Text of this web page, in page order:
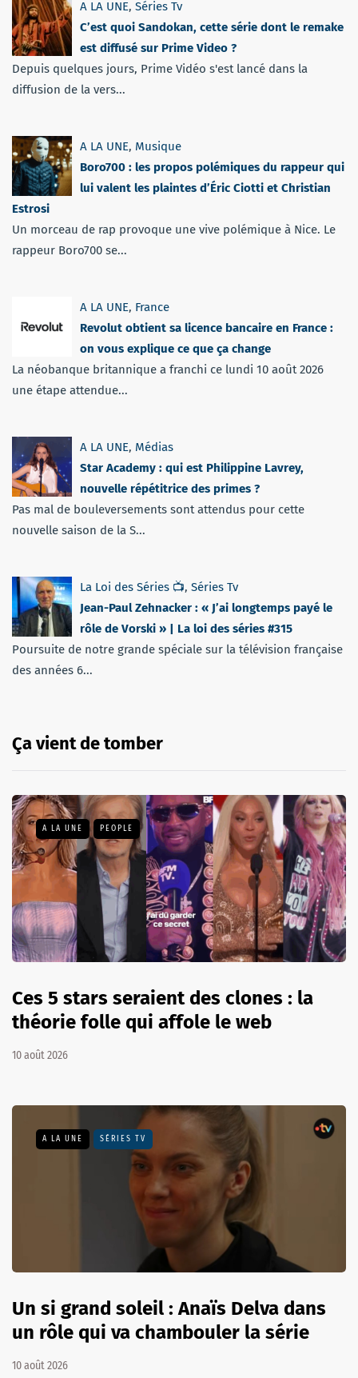
A LA UNE, Séries Tv
C’est quoi Sandokan, cette série dont le remake
est diffusé sur Prime Video ?
Depuis quelques jours, Prime Vidéo s'est lancé dans la
diffusion de la vers...
A LA UNE, Musique
Boro700 : les propos polémiques du rappeur qui
lui valent les plaintes d’Éric Ciotti et Christian
Estrosi
Un morceau de rap provoque une vive polémique à Nice. Le
rappeur Boro700 se...
A LA UNE, France
Revolut obtient sa licence bancaire en France :
on vous explique ce que ça change
La néobanque britannique a franchi ce lundi 10 août 2026
une étape attendue...
A LA UNE, Médias
Star Academy : qui est Philippine Lavrey,
nouvelle répétitrice des primes ?
Pas mal de bouleversements sont attendus pour cette
nouvelle saison de la S...
La Loi des Séries 📺, Séries Tv
Jean-Paul Zehnacker : « J’ai longtemps payé le
rôle de Vorski » | La loi des séries #315
Poursuite de notre grande spéciale sur la télévision française
des années 6...
Ça vient de tomber
A LA UNE PEOPLE
Ces 5 stars seraient des clones : la
théorie folle qui affole le web
10 août 2026
A LA UNE SÉRIES TV
Un si grand soleil : Anaïs Delva dans
un rôle qui va chambouler la série
10 août 2026